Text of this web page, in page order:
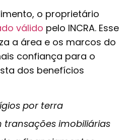
o proprietário
válido pelo INCRA. Esse
a área e os marcos do
confiança para o
dos benefícios
por terra
transações imobiliárias